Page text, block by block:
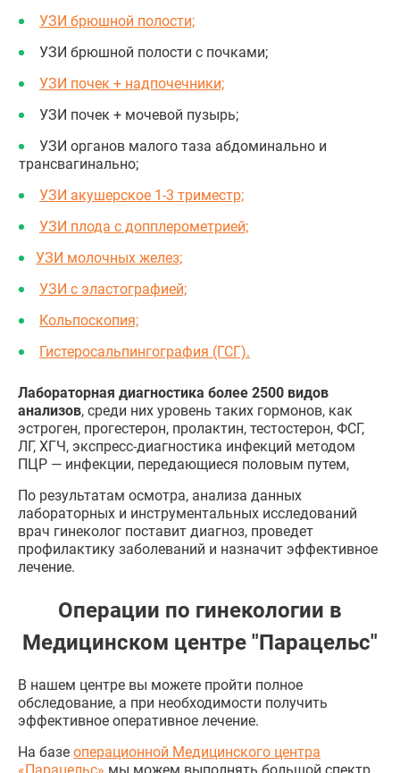
УЗИ брюшной полости;
УЗИ брюшной полости с почками;
УЗИ почек + надпочечники;
УЗИ почек + мочевой пузырь;
УЗИ органов малого таза абдоминально и
трансвагинально;
УЗИ акушерское 1-3 триместр;
УЗИ плода с допплерометрией;
УЗИ молочных желез;
УЗИ с эластографией;
Кольпоскопия;
Гистеросальпингография (ГСГ).
Лабораторная диагностика более 2500 видов
анализов, среди них уровень таких гормонов, как
эстроген, прогестерон, пролактин, тестостерон, ФСГ,
ЛГ, ХГЧ, экспресс-диагностика инфекций методом
ПЦР — инфекции, передающиеся половым путем,
По результатам осмотра, анализа данных
лабораторных и инструментальных исследований
врач гинеколог поставит диагноз, проведет
профилактику заболеваний и назначит эффективное
лечение.
Операции по гинекологии в
Медицинском центре "Парацельс"
В нашем центре вы можете пройти полное
обследование, а при необходимости получить
эффективное оперативное лечение.
На базе операционной Медицинского центра